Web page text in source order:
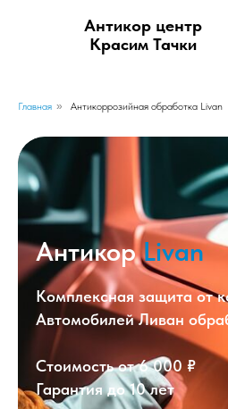
Антикор центр
Красим Тачки
Главная » Антикоррозийная обработка Livan
АнтикорLivan
Комплексная защита от
Автомобилей Ливан
Стоимость от 6 000 ₽
Гарантия до 10 лет